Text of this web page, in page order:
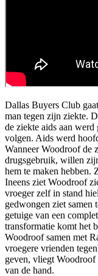
Dallas Buyers Club
man tegen zijn ziekte.
de ziekte aids aan
volgen. Aids werd
Wanneer Woodroof de
drugsgebruik, willen
hem te maken hebben.
Ineens ziet Woodroof
vroeger zelf in stand
gedwongen ziet samen
getuige van een
transformatie komt het
Woodroof samen met
vroegere vrienden
geven, vliegt Woodroof
van de hand.